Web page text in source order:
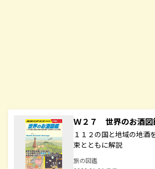
Ｗ２７ 世界のお酒
１１２の国と地域の地酒
束とともに解説
旅の図鑑